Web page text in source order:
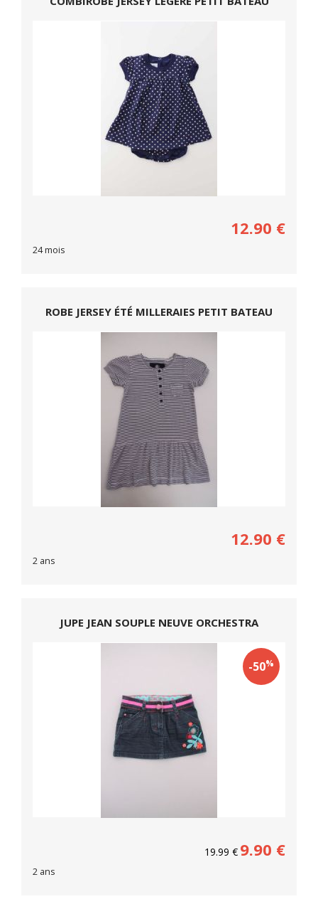
12.90 €
24 mois
ROBE JERSEY ÉTÉ MILLERAIES PETIT BATEAU
12.90 €
2 ans
JUPE JEAN SOUPLE NEUVE ORCHESTRA
-50%
19.99 € 9.90 €
2 ans